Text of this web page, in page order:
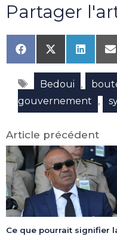
Partager
Share
on
Facebook
Share
on
X
(Twitter)
Share
on
Étiquettes
Bedoui ,
gouvernement
,
Article précédent
Ce que pourrait signifier